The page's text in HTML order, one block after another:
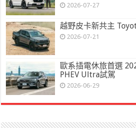
2026-07-27
越野皮卡新共主
2026-07-21
歐系插電休旅首選
PHEV Ultra試駕
2026-06-29